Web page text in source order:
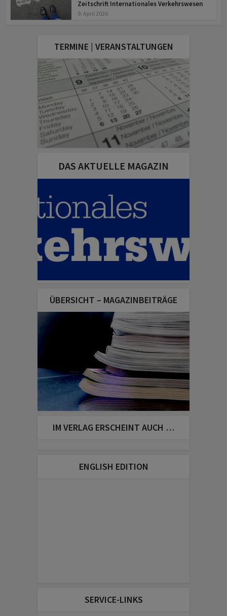
Zeitschrift Internationales Verkehrswesen
9. April 2026
TERMINE | VERANSTALTUNGEN
DAS AKTUELLE MAGAZIN
ÜBERSICHT – MAGAZINBEITRÄGE
IM VERLAG ERSCHEINT AUCH …
ENGLISH EDITION
SERVICE-LINKS